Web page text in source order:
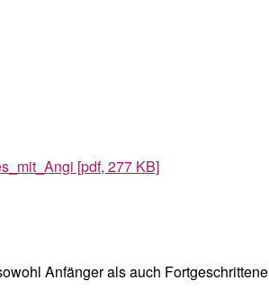
[pdf, 277 KB]
Anfänger als auch Fortgeschrittene